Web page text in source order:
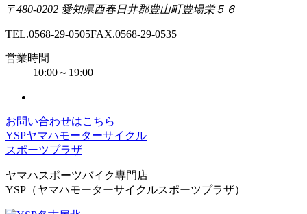
〒480-0202 愛知県西春日井郡豊山町豊場栄５６
TEL.0568-29-0505FAX.0568-29-0535
営業時間
10:00～19:00
お問い合わせはこちら
YSPヤマハモーターサイクル
スポーツプラザ
ヤマハスポーツバイク専門店
YSP（ヤマハモーターサイクルスポーツプラザ）